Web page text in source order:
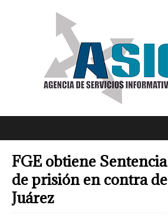
FGE obtiene
de prisión en contra
Juárez